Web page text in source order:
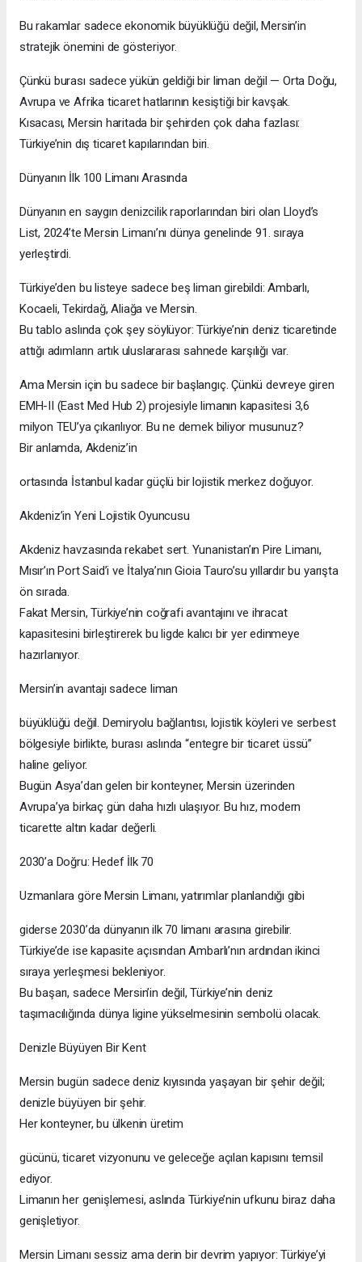
Bu rakamlar sadece ekonomik büyüklüğü değil, Mersin’in
stratejik önemini de gösteriyor.
Çünkü burası sadece yükün geldiği bir liman değil — Orta Doğu,
Avrupa ve Afrika ticaret hatlarının kesiştiği bir kavşak.
Kısacası, Mersin haritada bir şehirden çok daha fazlası:
Türkiye’nin dış ticaret kapılarından biri.
Dünyanın İlk 100 Limanı Arasında
Dünyanın en saygın denizcilik raporlarından biri olan Lloyd’s
List, 2024’te Mersin Limanı’nı dünya genelinde 91. sıraya
yerleştirdi.
Türkiye’den bu listeye sadece beş liman girebildi: Ambarlı,
Kocaeli, Tekirdağ, Aliağa ve Mersin.
Bu tablo aslında çok şey söylüyor: Türkiye’nin deniz ticaretinde
attığı adımların artık uluslararası sahnede karşılığı var.
Ama Mersin için bu sadece bir başlangıç. Çünkü devreye giren
EMH-II (East Med Hub 2) projesiyle limanın kapasitesi 3,6
milyon TEU’ya çıkarılıyor. Bu ne demek biliyor musunuz?
Bir anlamda, Akdeniz’in
ortasında İstanbul kadar güçlü bir lojistik merkez doğuyor.
Akdeniz’in Yeni Lojistik Oyuncusu
Akdeniz havzasında rekabet sert. Yunanistan’ın Pire Limanı,
Mısır’ın Port Said’i ve İtalya’nın Gioia Tauro’su yıllardır bu yarışta
ön sırada.
Fakat Mersin, Türkiye’nin coğrafi avantajını ve ihracat
kapasitesini birleştirerek bu ligde kalıcı bir yer edinmeye
hazırlanıyor.
Mersin’in avantajı sadece liman
büyüklüğü değil. Demiryolu bağlantısı, lojistik köyleri ve serbest
bölgesiyle birlikte, burası aslında “entegre bir ticaret üssü”
haline geliyor.
Bugün Asya’dan gelen bir konteyner, Mersin üzerinden
Avrupa’ya birkaç gün daha hızlı ulaşıyor. Bu hız, modern
ticarette altın kadar değerli.
2030’a Doğru: Hedef İlk 70
Uzmanlara göre Mersin Limanı, yatırımlar planlandığı gibi
giderse 2030’da dünyanın ilk 70 limanı arasına girebilir.
Türkiye’de ise kapasite açısından Ambarlı’nın ardından ikinci
sıraya yerleşmesi bekleniyor.
Bu başarı, sadece Mersin’in değil, Türkiye’nin deniz
taşımacılığında dünya ligine yükselmesinin sembolü olacak.
Denizle Büyüyen Bir Kent
Mersin bugün sadece deniz kıyısında yaşayan bir şehir değil;
denizle büyüyen bir şehir.
Her konteyner, bu ülkenin üretim
gücünü, ticaret vizyonunu ve geleceğe açılan kapısını temsil
ediyor.
Limanın her genişlemesi, aslında Türkiye’nin ufkunu biraz daha
genişletiyor.
Mersin Limanı sessiz ama derin bir devrim yapıyor: Türkiye’yi